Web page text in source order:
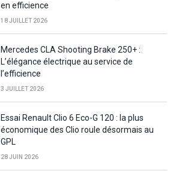
en efficience
18 JUILLET 2026
Mercedes CLA Shooting Brake 250+ :
L’élégance électrique au service de
l’efficience
3 JUILLET 2026
Essai Renault Clio 6 Eco-G 120 : la plus
économique des Clio roule désormais au
GPL
28 JUIN 2026